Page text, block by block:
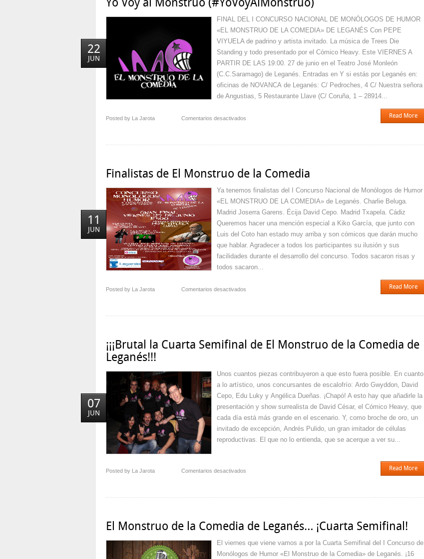
la
de
Leganés!!
22
JUN
FINAL DEL I CONCURSO NACIONAL DE MONÓLOGOS DE HUMOR
«EL MONSTRUO DE LA COMEDIA» DE LEGANÉS Con PEPE
VIYUELA de padrino y artista invitado. La música de Trees Die
Standing y todo presentado por el Cómico Heavy. Este VIERNES A
PARTIR DE LAS 19:00. 27 de junio en el Teatro José Monleón
(C.C.Saramago) de Leganés. Entradas en Y si estás por Leganés en:
oficinas de NOVANCA de Leganés: C/ Pedroches, 4 C/ Nuestra señora
de Angustias, 5 Restaurante Llave (C/ Coruña, 1 – 28914...
Posted by La Jarota Comentarios desactivados
al
Read More
Finalistas de El Monstruo de la Comedia
11
JUN
Ya tenemos finalistas del I Concurso Nacional de Monólogos de Humor
«EL MONSTRUO DE LA COMEDIA» de Leganés. Charlie Beluga.
Madrid Joserra Garens. Écija David Cepo. Madrid Txapela. Cádiz
Queremos hacer una mención especial a Kiko García, que junto con
Luis del Coto han estado muy arriba y son cómicos que darán mucho
que hablar. Agradecer a todos los participantes su ilusión y sus
facilidades durante el desarrollo del concurso. Todos sacaron risas y
todos sacaron...
Posted by La Jarota Comentarios desactivados
El
Read More
¡¡¡Brutal la Cuarta Semifinal de El Monstruo de la Comedia de
Leganés!!!
07
JUN
Unos cuantos piezas contribuyeron a que esto fuera posible. En cuanto
a lo artístico, unos concursantes de escalofrío: Ardo Gwyddon, David
Cepo, Edu Luky y Angélica Dueñas. ¡Chapó! A esto hay que añadirle la
presentación y show surrealista de David César, el Cómico Heavy, que
cada día está más grande en el escenario. Y, como broche de oro, un
invitado de excepción, Andrés Pulido, un gran imitador de células
reproductivas. El que no lo entienda, que se acerque a ver su...
Posted by La Jarota Comentarios desactivados
Cuarta
El
de
la
Read More
El Monstruo de la Comedia de Leganés… ¡Cuarta Semifinal!
El viernes que viene vamos a por la Cuarta Semifinal del I Concurso de
Monólogos de Humor «El Monstruo de la Comedia» de Leganés. ¡16